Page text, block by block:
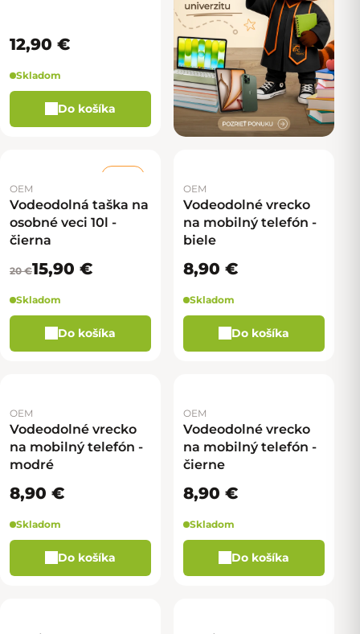
12,90 €
Skladom
Do košíka
OEM
Vodeodolná taška na
osobné veci 10l -
čierna
20 €15,90 €
Skladom
Do košíka
OEM
Vodeodolné vrecko
na mobilný telefón -
biele
8,90 €
Skladom
Do košíka
OEM
Vodeodolné vrecko
na mobilný telefón -
modré
8,90 €
Skladom
Do košíka
OEM
Vodeodolné vrecko
na mobilný telefón -
čierne
8,90 €
Skladom
Do košíka